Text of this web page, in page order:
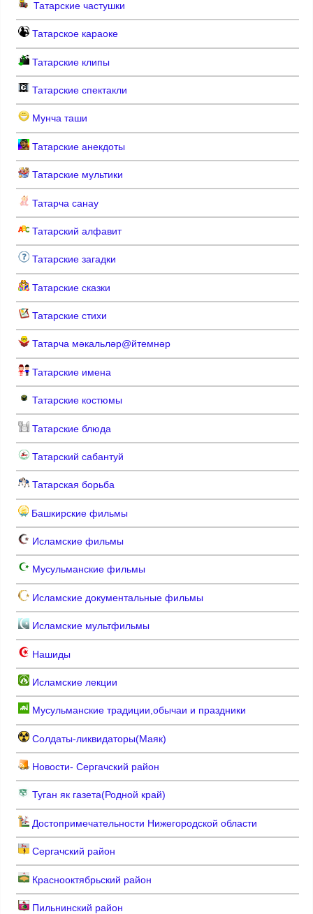
Татарские частушки
Татарское караоке
Татарские клипы
Татарские спектакли
Мунча таши
Татарские анекдоты
Татарские мультики
Татарча санау
Татарский алфавит
Татарские загадки
Татарские сказки
Татарские стихи
Татарча мәкальләр@йтемнәр
Татарские имена
Татарские костюмы
Татарские блюда
Татарский сабантуй
Татарская борьба
Башкирские фильмы
Исламские фильмы
Мусульманские фильмы
Исламские документальные фильмы
Исламские мультфильмы
Нашиды
Исламские лекции
Мусульманские традиции,обычаи и праздники
Солдаты-ликвидаторы(Маяк)
Новости- Сергачский район
Туган як газета(Родной край)
Достопримечательности Нижегородской области
Сергачский район
Краснооктябрьский район
Пильнинский район